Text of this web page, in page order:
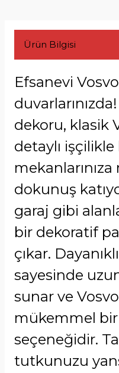
Ürün Bilgisi
Efsanevi
dekoru, klasik
detaylı
dokunuş
garaj gibi
bir dekoratif
çıkar.
sayesinde
sunar ve
mükemmel
seçeneğidir.
tutkunuzu